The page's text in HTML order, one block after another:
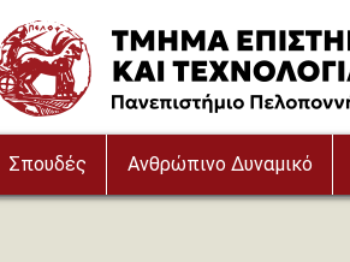
Image
Σπουδές Ανθρώπινο Δυναμικό